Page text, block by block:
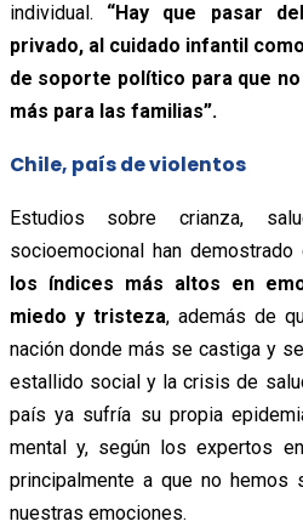
individual. “Hay que pasar
privado, al cuidado infantil
de soporte político para que
más para las familias”.
Chile, país de violentos
Estudios sobre crianza,
socioemocional han demostrado
los índices más altos en
miedo y tristeza, además de
nación donde más se castiga y
estallido social y la crisis de
país ya sufría su propia
mental y, según los expertos
principalmente a que no hemos
nuestras emociones.